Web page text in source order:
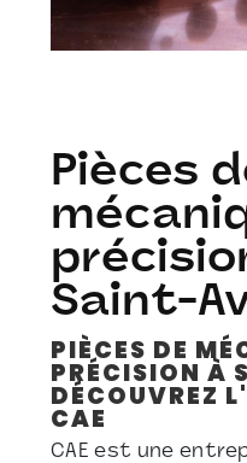
Pièces
Saint-
PIÈCES DE
PRÉCISION À
DÉCOUVREZ
CAE
CAE est une